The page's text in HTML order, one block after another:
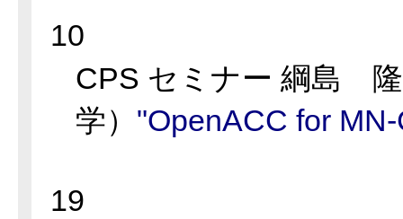
10
CPS セミナー 綱島
学） "OpenACC for
19